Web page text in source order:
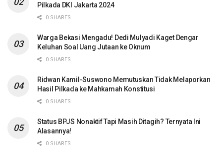
Pilkada DKI Jakarta 2024
0 SHARES
Warga Bekasi Mengadu! Dedi Mulyadi Kaget Dengar
Keluhan Soal Uang Jutaan ke Oknum
0 SHARES
Ridwan Kamil-Suswono Memutuskan Tidak Melaporkan
Hasil Pilkada ke Mahkamah Konstitusi
0 SHARES
Status BPJS Nonaktif Tapi Masih Ditagih? Ternyata Ini
Alasannya!
0 SHARES